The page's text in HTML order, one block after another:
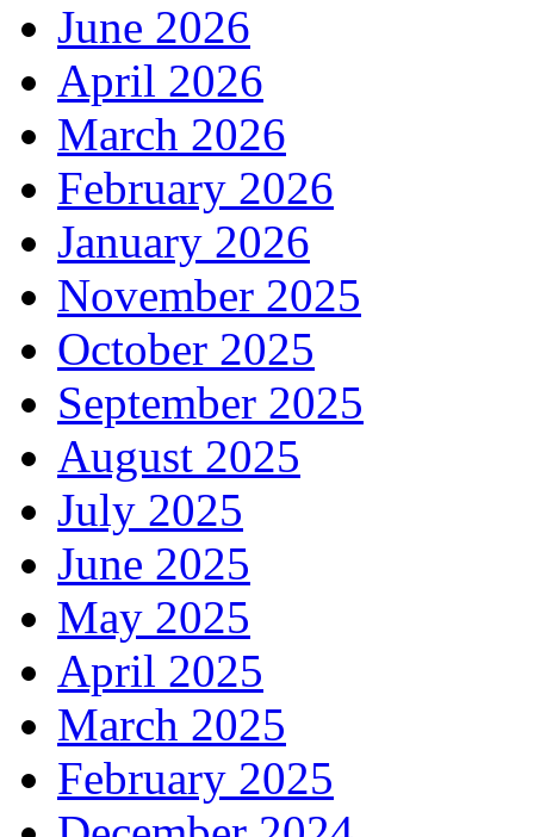
June 2026
April 2026
March 2026
February 2026
January 2026
November 2025
October 2025
September 2025
August 2025
July 2025
June 2025
May 2025
April 2025
March 2025
February 2025